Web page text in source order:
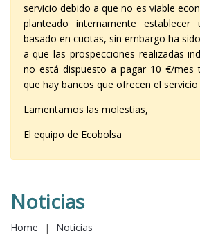
servicio debido a que no es viable
planteado internamente establecer
basado en cuotas, sin embargo ha
a que las prospecciones realizadas
no está dispuesto a pagar 10 €/mes
que hay bancos que ofrecen el
Lamentamos las molestias,
El equipo de Ecobolsa
Noticias
Home | Noticias